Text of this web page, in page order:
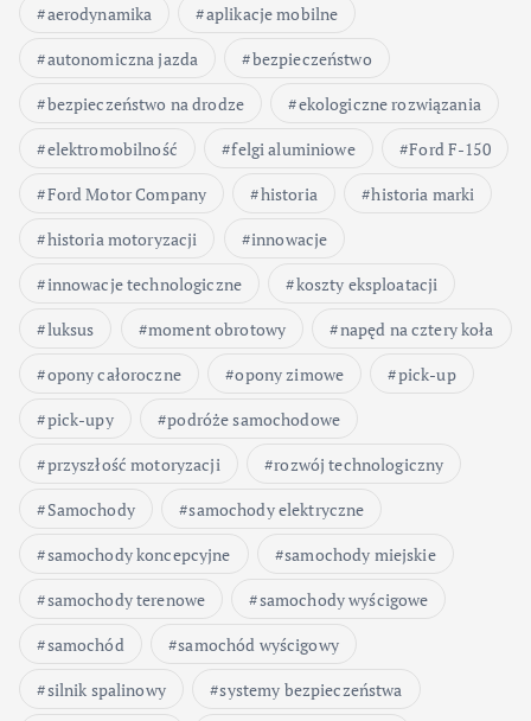
aerodynamika
aplikacje mobilne
autonomiczna jazda
bezpieczeństwo
bezpieczeństwo na drodze
ekologiczne rozwiązania
elektromobilność
felgi aluminiowe
Ford F-150
Ford Motor Company
historia
historia marki
historia motoryzacji
innowacje
innowacje technologiczne
koszty eksploatacji
luksus
moment obrotowy
napęd na cztery koła
opony całoroczne
opony zimowe
pick-up
pick-upy
podróże samochodowe
przyszłość motoryzacji
rozwój technologiczny
Samochody
samochody elektryczne
samochody koncepcyjne
samochody miejskie
samochody terenowe
samochody wyścigowe
samochód
samochód wyścigowy
silnik spalinowy
systemy bezpieczeństwa